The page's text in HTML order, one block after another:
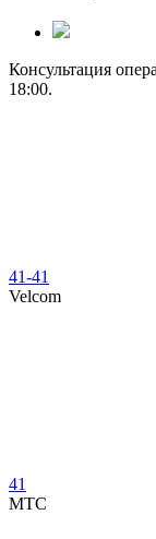
Консультация
18:00.
41-41
Velcom
41
MTC